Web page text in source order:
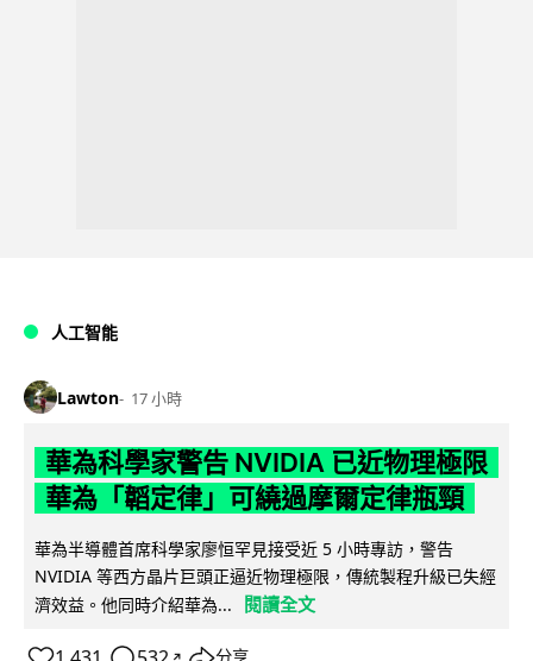
人工智能
Lawton 17 小時
華為科學家警告 NVIDIA 已近物理極限
華為「韜定律」可繞過摩爾定律瓶頸
華為半導體首席科學家廖恒罕見接受近 5 小時專訪，警告
NVIDIA 等西方晶片巨頭正逼近物理極限，傳統製程升級已失經
濟效益。他同時介紹華為...
閱讀全文
↗